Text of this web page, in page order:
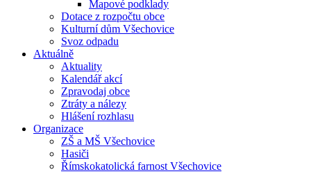
Mapové podklady
Dotace z rozpočtu obce
Kulturní dům Všechovice
Svoz odpadu
Aktuálně
Aktuality
Kalendář akcí
Zpravodaj obce
Ztráty a nálezy
Hlášení rozhlasu
Organizace
ZŠ a MŠ Všechovice
Hasiči
Římskokatolická farnost Všechovice